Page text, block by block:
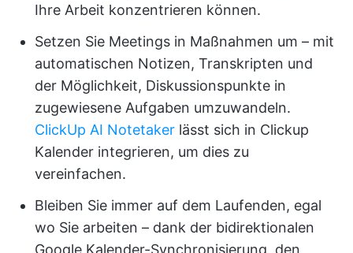
Ihre Arbeit konzentrieren können.
Setzen Sie Meetings in Maßnahmen um – mit
automatischen Notizen, Transkripten und
der Möglichkeit, Diskussionspunkte in
zugewiesene Aufgaben umzuwandeln.
ClickUp AI Notetaker lässt sich in Clickup
Kalender integrieren, um dies zu
vereinfachen.
Bleiben Sie immer auf dem Laufenden, egal
wo Sie arbeiten – dank der bidirektionalen
Google Kalender-Synchronisierung, den